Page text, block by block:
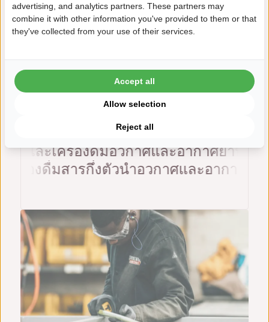
อุตสาหกรรมที่เราให้บริการ
รและเครื่องดื่มอวกาศและอากาศยานเทค
เครื่องดื่มสารกึ่งตัวนำอวกาศและอากาศย
advertising, and analytics partners. These partners may
combine it with other information you've provided to them or that
they've collected from your use of their services.
Reject all
Allow selection
Accept all